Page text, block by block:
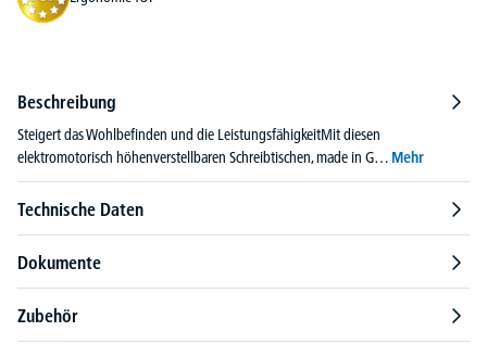
Beschreibung
Steigert das Wohlbefinden und die LeistungsfähigkeitMit diesen
elektromotorisch höhenverstellbaren Schreibtischen, made in G… Mehr
Technische Daten
Dokumente
Zubehör